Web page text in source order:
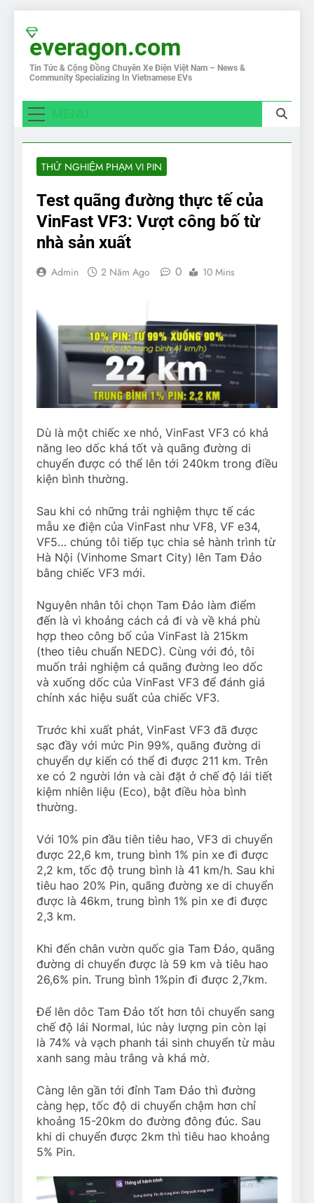
content
everagon.com
Tin Tức & Cộng Đồng Chuyên Xe Điện Việt Nam – News &
Community Specializing In Vietnamese EVs
THỬ NGHIỆM PHẠM VI PIN
Test quãng đường thực tế của
VinFast VF3: Vượt công bố từ
nhà sản xuất
Admin 2 Năm Ago 0 10 Mins
Dù là một chiếc xe nhỏ, VinFast VF3 có khả
năng leo dốc khá tốt và quãng đường di
chuyển được có thể lên tới 240km trong điều
kiện bình thường.
Sau khi có những trải nghiệm thực tế các
mẫu xe điện của VinFast như VF8, VF e34,
VF5… chúng tôi tiếp tục chia sẻ hành trình từ
Hà Nội (Vinhome Smart City) lên Tam Đảo
bằng chiếc VF3 mới.
Nguyên nhân tôi chọn Tam Đảo làm điểm
đến là vì khoảng cách cả đi và về khá phù
hợp theo công bố của VinFast là 215km
(theo tiêu chuẩn NEDC). Cùng với đó, tôi
muốn trải nghiệm cả quãng đường leo dốc
và xuống dốc của VinFast VF3 để đánh giá
chính xác hiệu suất của chiếc VF3.
Trước khi xuất phát, VinFast VF3 đã được
sạc đầy với mức Pin 99%, quãng đường di
chuyển dự kiến có thể đi được 211 km. Trên
xe có 2 người lớn và cài đặt ở chế độ lái tiết
kiệm nhiên liệu (Eco), bật điều hòa bình
thường.
Với 10% pin đầu tiên tiêu hao, VF3 di chuyển
được 22,6 km, trung bình 1% pin xe đi được
2,2 km, tốc độ trung bình là 41 km/h. Sau khi
tiêu hao 20% Pin, quãng đường xe di chuyển
được là 46km, trung bình 1% pin xe đi được
2,3 km.
Khi đến chân vườn quốc gia Tam Đảo, quãng
đường di chuyển được là 59 km và tiêu hao
26,6% pin. Trung bình 1%pin đi được 2,7km.
Để lên dôc Tam Đảo tốt hơn tôi chuyển sang
chế độ lái Normal, lúc này lượng pin còn lại
là 74% và vạch phanh tái sinh chuyển từ màu
xanh sang màu trắng và khá mờ.
Càng lên gần tới đỉnh Tam Đảo thì đường
càng hẹp, tốc độ di chuyển chậm hơn chỉ
khoảng 15-20km do đường đông đúc. Sau
khi di chuyển được 2km thì tiêu hao khoảng
5% Pin.